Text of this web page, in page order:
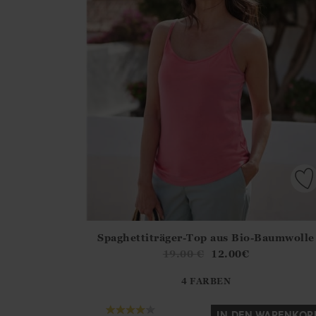
?? ""
Spaghettiträger-Top aus Bio-Baumwolle
12.00€
4 FARBEN